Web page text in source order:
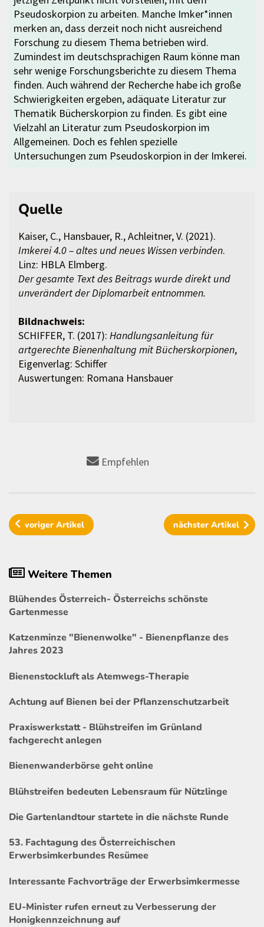
Pseudoskorpion zu arbeiten. Manche Imker*innen
merken an, dass derzeit noch nicht ausreichend
Forschung zu diesem Thema betrieben wird.
Zumindest im deutschsprachigen Raum könne man
sehr wenige Forschungsberichte zu diesem Thema
finden. Auch während der Recherche habe ich große
Schwierigkeiten ergeben, adäquate Literatur zur
Thematik Bücherskorpion zu finden. Es gibt eine
Vielzahl an Literatur zum Pseudoskorpion im
Allgemeinen. Doch es fehlen spezielle
Untersuchungen zum Pseudoskorpion in der Imkerei.
Quelle
Kaiser, C., Hansbauer, R., Achleitner, V. (2021).
Imkerei 4.0 – altes und neues Wissen verbinden.
Linz: HBLA Elmberg.
Der gesamte Text des Beitrags wurde direkt und
unverändert der Diplomarbeit entnommen.
Bildnachweis:
SCHIFFER, T. (2017): Handlungsanleitung für
artgerechte Bienenhaltung mit Bücherskorpionen,
Eigenverlag: Schiffer
Auswertungen: Romana Hansbauer
Empfehlen
vorigerArtikel nächster Artikel
Weitere Themen
Blühendes Österreich- Österreichs schönste
Gartenmesse
Katzenminze "Bienenwolke" - Bienenpflanze des
Jahres 2023
Bienenstockluft als Atemwegs-Therapie
Achtung auf Bienen bei der Pflanzenschutzarbeit
Praxiswerkstatt - Blühstreifen im Grünland
fachgerecht anlegen
Bienenwanderbörse geht online
Blühstreifen bedeuten Lebensraum für Nützlinge
Die Gartenlandtour startete in die nächste Runde
53. Fachtagung des Österreichischen
Erwerbsimkerbundes Resümee
Interessante Fachvorträge der Erwerbsimkermesse
EU-Minister rufen erneut zu Verbesserung der
Honigkennzeichnung auf